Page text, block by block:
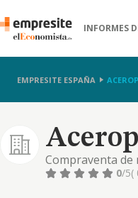
INFORMES
EMPRESITE ESPAÑA
Compraventa
promocion,
0/5(